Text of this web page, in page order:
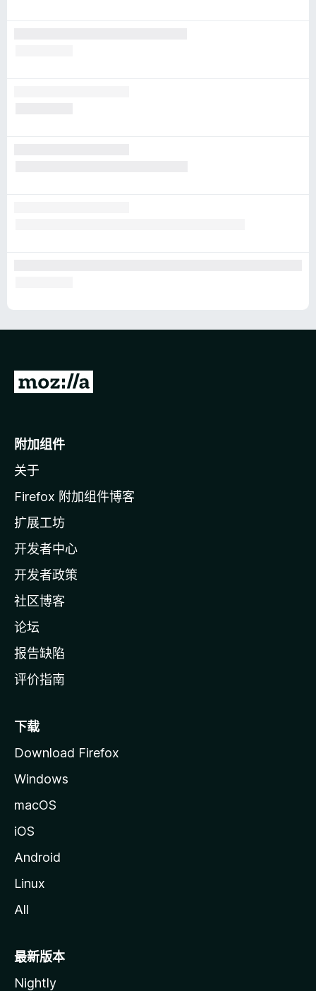
转
o
i
l
a
主
页
附加组件
关于
Firefox 附加组件博客
扩展工坊
开发者中心
开发者政策
社区博客
论坛
报告缺陷
评价指南
下载
Download Firefox
Windows
macOS
iOS
Android
Linux
All
最新版本
Nightly